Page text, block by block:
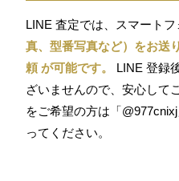
LINE 査定では、スマート
真、型番写真など）をお送
頼 が可能です。
LINE 登録
ざいませんので、安心して
をご希望の方は「
ってください。